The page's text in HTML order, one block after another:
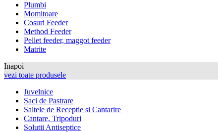
Plumbi
Momitoare
Cosuri Feeder
Method Feeder
Pellet feeder, maggot feeder
Matrite
Inapoi
vezi toate produsele
Juvelnice
Saci de Pastrare
Saltele de Receptie si Cantarire
Cantare, Tripoduri
Solutii Antiseptice